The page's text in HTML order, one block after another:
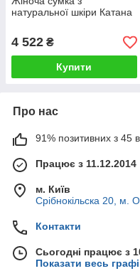
натуральної шкіри Катана
4 522 ₴
Купити
Про нас
91% позитивних з 45
Працює з 11.12.2014
м. Київ
Срібнокільска 20, м.
Контакти
Сьогодні працює з
Показати весь